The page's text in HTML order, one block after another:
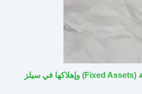
كيف تدير الأصول الثابتة (Fixed Assets) وإهلاكها في سيلز